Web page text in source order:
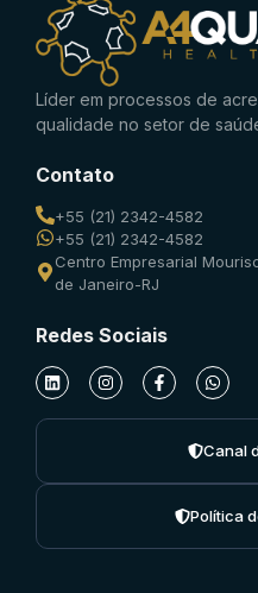
Líder em processos de
qualidade no setor de
Contato
+55 (21) 2342-4582
+55 (21) 2342-4582
Centro Empresarial
de Janeiro-RJ
Redes Sociais
Canal
Política